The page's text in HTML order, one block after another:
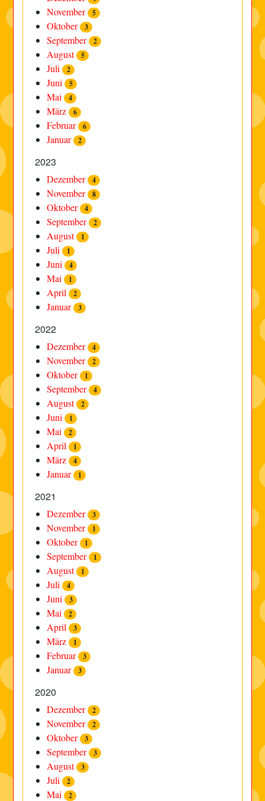
November 5
Oktober 3
September 2
August 5
Juli 2
Juni 5
Mai 4
März 6
Februar 6
Januar 2
2023
Dezember 4
November 8
Oktober 4
September 2
August 1
Juli 1
Juni 4
Mai 1
April 2
Januar 3
2022
Dezember 4
November 2
Oktober 1
September 4
August 2
Juni 1
Mai 2
April 1
März 4
Januar 1
2021
Dezember 3
November 1
Oktober 1
September 1
August 1
Juli 4
Juni 3
Mai 2
April 3
März 1
Februar 3
Januar 3
2020
Dezember 2
November 2
Oktober 3
September 3
August 3
Juli 2
Mai 2